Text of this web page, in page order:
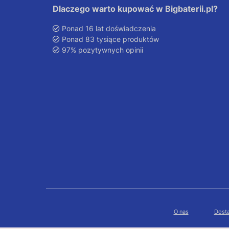
Dlaczego warto kupować w Bigbaterii.pl?
Ponad 16 lat doświadczenia
Ponad 83 tysiące produktów
97% pozytywnych opinii
O nas